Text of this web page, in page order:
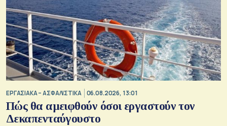
ΕΡΓΑΣΙΑΚΑ – ΑΣΦΑΛΙΣΤΙΚΑ 06.08.2026, 13:01
Πώς θα αμειφθούν όσοι εργαστούν τον
Δεκαπενταύγουστο